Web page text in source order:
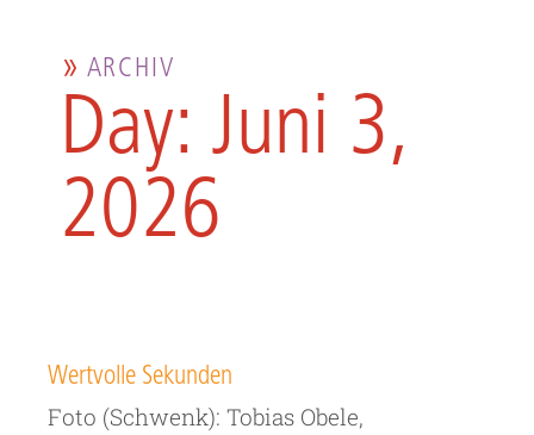
ARCHIV
Day: Juni 3,
2026
Wertvolle Sekunden
Foto (Schwenk): Tobias Obele,